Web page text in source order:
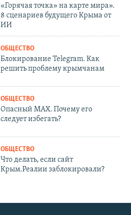
«Горячая точка» на карте мира».
8 сценариев будущего Крыма от
ИИ
ОБЩЕСТВО
Блокирование Telegram. Как
решить проблему крымчанам
ОБЩЕСТВО
Опасный MAX. Почему его
следует избегать?
ОБЩЕСТВО
Что делать, если сайт
Крым.Реалии заблокировали?